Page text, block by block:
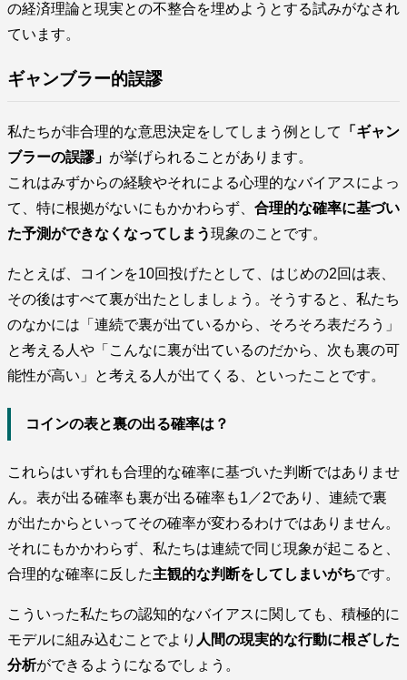
の経済理論と現実との不整合を埋めようとする試みがなされ
ています。
ギャンブラー的誤謬
私たちが非合理的な意思決定をしてしまう例として
「ギャン
ブラーの誤謬」 が挙げられることがあります。
これはみずからの経験やそれによる心理的なバイアスによっ
て、特に根拠がないにもかかわらず、 合理的な確率に基づい
た予測ができなくなってしまう現象のことです。
たとえば、コインを10回投げたとして、はじめの2回は表、
その後はすべて裏が出たとしましょう。そうすると、私たち
のなかには「連続で裏が出ているから、そろそろ表だろう」
と考える人や「こんなに裏が出ているのだから、次も裏の可
能性が高い」と考える人が出てくる、といったことです。
コインの表と裏の出る確率は？
これらはいずれも合理的な確率に基づいた判断ではありませ
ん。表が出る確率も裏が出る確率も1／2であり、連続で裏
が出たからといってその確率が変わるわけではありません。
それにもかかわらず、私たちは連続で同じ現象が起こると、
合理的な確率に反した主観的な判断をしてしまいがちです。
こういった私たちの認知的なバイアスに関しても、積極的に
モデルに組み込むことでより 人間の現実的な行動に根ざした
分析ができるようになるでしょう。